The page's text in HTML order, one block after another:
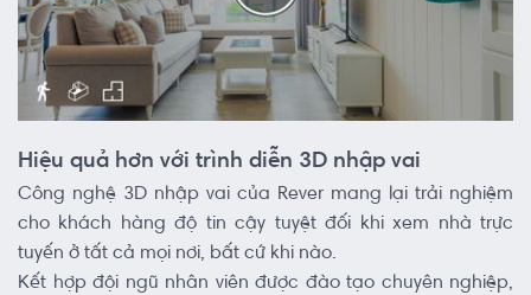
Hiệu quả hơn với trình diễn 3D nhập vai
Công nghệ 3D nhập vai của Rever mang lại trải nghiệm
cho khách hàng độ tin cậy tuyệt đối khi xem nhà trực
tuyến ở tất cả mọi nơi, bất cứ khi nào.
Kết hợp đội ngũ nhân viên được đào tạo chuyên nghiệp,